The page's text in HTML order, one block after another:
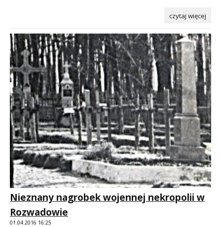
czytaj więcej
Nieznany nagrobek wojennej nekropolii w
Rozwadowie
01.04.2016 16:25